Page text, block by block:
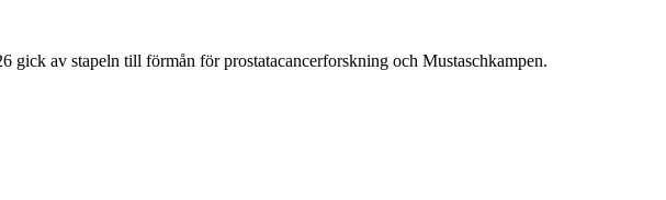
av stapeln till förmån för prostatacancerforskning och Mustaschkampen.